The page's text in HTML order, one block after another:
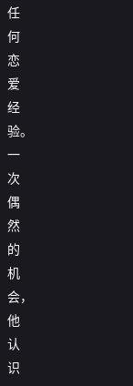
任
何
恋
爱
经
验。
一
次
偶
然
的
机
会，
他
认
识